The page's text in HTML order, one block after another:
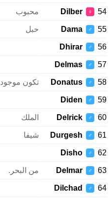
♀
Dilber محبوب
♂
Dama حبل
♂
Dhirar
♂
Delmas
♂
Donatus تكون موجودة
♂
Diden
♂
Delrick الملك
♂
Durgesh شيفا
♂
Disho
♂
Delmar من البحر.
♂
Dilchad